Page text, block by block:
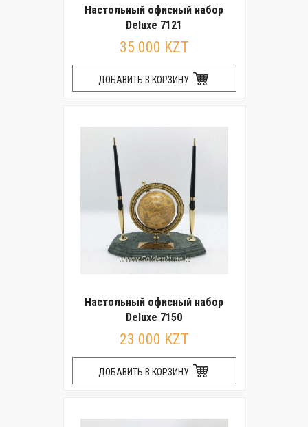
Настольный офисный набор
Deluxe 7121
35 000 KZT
ДОБАВИТЬ В КОРЗИНУ
Настольный офисный набор
Deluxe 7150
23 000 KZT
ДОБАВИТЬ В КОРЗИНУ